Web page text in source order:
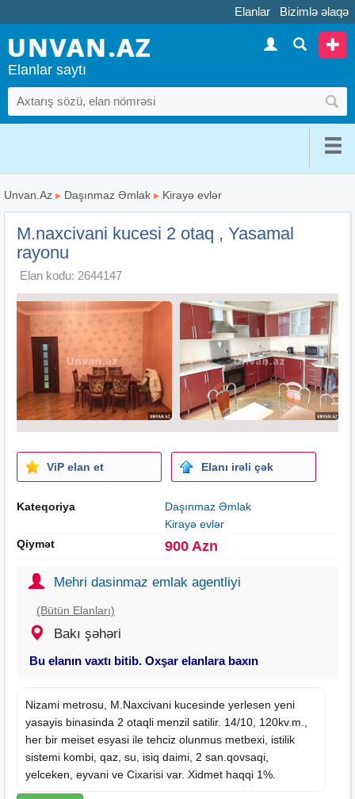
Elanlar Bizimlə əlaqə
Elanlar saytı
Unvan.Az ▸ Daşınmaz Əmlak ▸ Kirayə evlər
M.naxcivani kucesi 2 otaq , Yasamal
rayonu
Elan kodu: 2644147
ViP elan et Elanı irəli çək
Kateqoriya
Daşınmaz Əmlak
Kirayə evlər
Qiymət
900 Azn
Mehri dasinmaz emlak agentliyi
(Bütün Elanları)
Bakı şəhəri
Bu elanın vaxtı bitib. Oxşar elanlara baxın
Nizami metrosu, M.Naxcivani kucesinde yerlesen yeni
yasayis binasinda 2 otaqli menzil satilir. 14/10, 120kv.m.,
her bir meiset esyasi ile tehciz olunmus metbexi, istilik
sistemi kombi, qaz, su, isiq daimi, 2 san.qovsaqi,
yelceken, eyvani ve Cixarisi var. Xidmet haqqi 1%.